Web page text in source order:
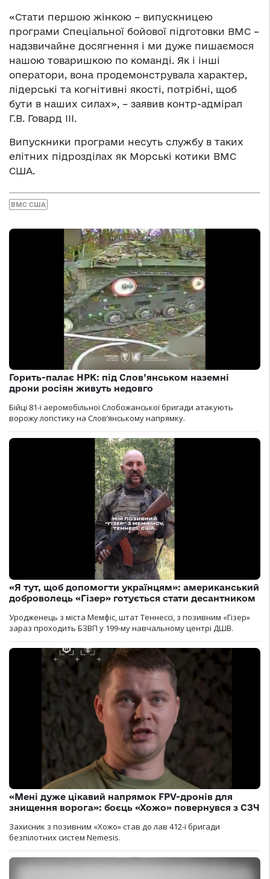
«Стати першою жінкою – випускницею
програми Спеціальної бойової підготовки ВМС –
надзвичайне досягнення і ми дуже пишаємося
нашою товаришкою по команді. Як і інші
оператори, вона продемонструвала характер,
лідерські та когнітивні якості, потрібні, щоб
бути в наших силах», – заявив контр-адмірал
Г.В. Говард ІІІ.
Випускники програми несуть службу в таких
елітних підрозділах як Морські котики ВМС
США.
ВМС США
Горить-палає НРК: під Слов’янськом наземні
дрони росіян живуть недовго
Бійці 81-ї аеромобільної Слобожанської бригади атакують
ворожу логістику на Словʼянському напрямку.
«Я тут, щоб допомогти українцям»: американський
доброволець «Гізер» готується стати десантником
Уродженець з міста Мемфіс, штат Теннессі, з позивним «Гізер»
зараз проходить БЗВП у 199-му навчальному центрі ДШВ.
«Мені дуже цікавий напрямок FPV-дронів для
знищення ворога»: боєць «Хожо» повернувся з СЗЧ
Захисник з позивним «Хожо» став до лав 412-ї бригади
безпілотних систем Nemesis.